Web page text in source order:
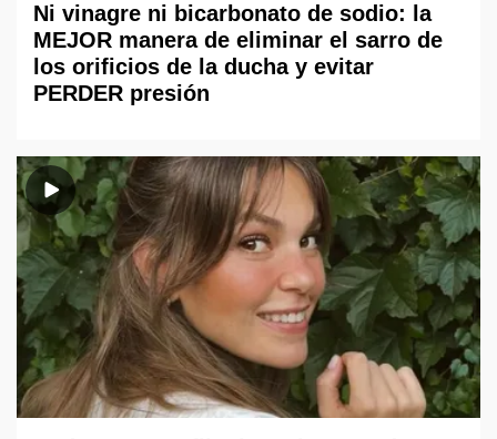
Ni vinagre ni bicarbonato de sodio: la
MEJOR manera de eliminar el sarro de
los orificios de la ducha y evitar
PERDER presión